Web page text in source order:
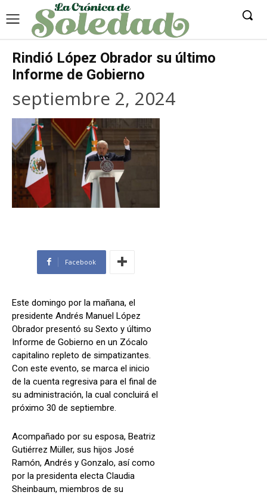
Rindió López Obrador su último
Informe de Gobierno
septiembre 2, 2024
Facebook
Este domingo por la mañana, el
presidente Andrés Manuel López
Obrador presentó su Sexto y último
Informe de Gobierno en un Zócalo
capitalino repleto de simpatizantes.
Con este evento, se marca el inicio
de la cuenta regresiva para el final de
su administración, la cual concluirá el
próximo 30 de septiembre.
Acompañado por su esposa, Beatriz
Gutiérrez Müller, sus hijos José
Ramón, Andrés y Gonzalo, así como
por la presidenta electa Claudia
Sheinbaum, miembros de su